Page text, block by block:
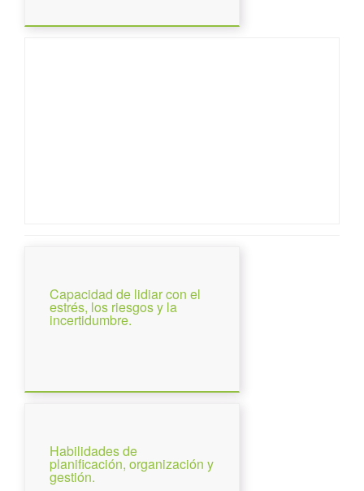
Capacidad de lidiar con el
estrés, los riesgos y la
incertidumbre.
Habilidades de
planificación, organización y
gestión.